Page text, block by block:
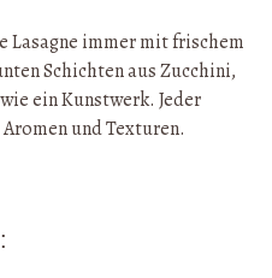
Lasagne immer mit frischem
Schichten aus Zucchini,
ein Kunstwerk. Jeder
und Texturen.